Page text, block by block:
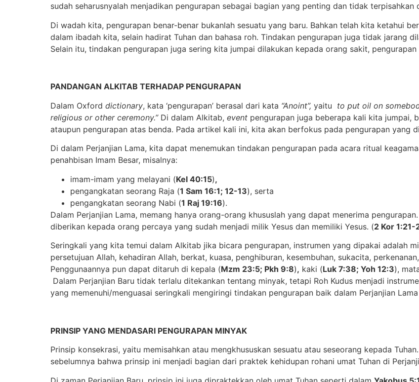
sudah seharusnyalah menjadikan pengurapan sebagai bagian yang penting dan tidak
Di wadah kita, pengurapan benar-benar bukanlah sesuatu yang baru. Bahkan telah kita ketahui
dalam ibadah kita, selain hadirat Tuhan dan bahasa roh. Tindakan pengurapan juga tidak jarang
Selain itu, tindakan pengurapan juga sering kita jumpai dilakukan kepada orang sakit,
PANDANGAN ALKITAB TERHADAP PENGURAPAN
Dalam Oxford dictionary, kata ‘pengurapan’ berasal dari kata “Anoint”, yaitu to put oil on
religious or other ceremony.”Di dalam Alkitab, event pengurapan juga beberapa kali kita jumpai,
ataupun pengurapan atas benda. Pada artikel kali ini, kita akan berfokus pada pengurapan yang
Di dalam Perjanjian Lama, kita dapat menemukan tindakan pengurapan pada acara ritual
penahbisan Imam Besar, misalnya:
imam-imam yang melayani (Kel 40:15),
pengangkatan seorang Raja (1 Sam 16:1; 12-13), serta
pengangkatan seorang Nabi (1 Raj 19:16).
Dalam Perjanjian Lama, memang hanya orang-orang khususlah yang dapat menerima
diberikan kepada orang percaya yang sudah menjadi milik Yesus dan memiliki Yesus. (2 Kor 1:21-
Seringkali yang kita temui dalam Alkitab jika bicara pengurapan, instrumen yang dipakai adalah
persetujuan Allah, kehadiran Allah, berkat, kuasa, penghiburan, kesembuhan, sukacita,
Penggunaannya pun dapat ditaruh di kepala (Mzm 23:5; Pkh 9:8), kaki (Luk 7:38; Yoh 12:3),
Dalam Perjanjian Baru tidak terlalu ditekankan tentang minyak, tetapi Roh Kudus menjadi
yang memenuhi/menguasai seringkali mengiringi tindakan pengurapan baik dalam Perjanjian
PRINSIP YANG MENDASARI PENGURAPAN MINYAK
Prinsip konsekrasi, yaitu memisahkan atau mengkhususkan sesuatu atau seseorang kepada
sebelumnya bahwa prinsip ini menjadi bagian dari praktek kehidupan rohani umat Tuhan di